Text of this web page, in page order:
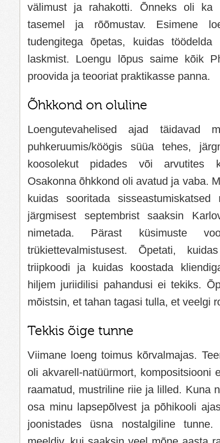
välimust ja rahakotti. Õnneks oli ka
tasemel ja rõõmustav. Esimene
tudengitega õpetas, kuidas
laskmist. Loengu lõpus saime kõik
proovida ja teooriat praktikasse panna.
Õhkkond on oluline
Loengutevahelised ajad täidavad
puhkeruumis/köögis süüa tehes,
koosolekut pidades või arvutites
Osakonna õhkkond oli avatud ja vaba.
kuidas sooritada
järgmisest septembrist saaksin
nimetada. Pärast küsimuste
trükiettevalmistusest. Õpetati,
triipkoodi ja kuidas koostada
hiljem juriidilisi pahandusi ei tekiks.
mõistsin, et tahan tagasi tulla, et veelgi
Tekkis õige tunne
Viimane loeng toimus kõrvalmajas.
oli akvarell-natüürmort, kompositsiooni
raamatud, mustriline riie ja lilled. Kuna
osa minu lapsepõlvest ja põhikooli
joonistades üsna nostalgiline